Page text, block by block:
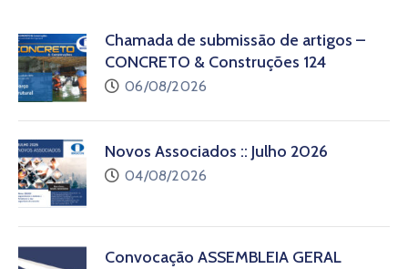
Chamada de submissão de artigos –
CONCRETO & Construções 124
06/08/2026
Novos Associados :: Julho 2026
04/08/2026
Convocação ASSEMBLEIA GERAL